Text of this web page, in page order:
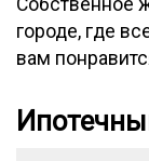
Собственное
городе, где
вам